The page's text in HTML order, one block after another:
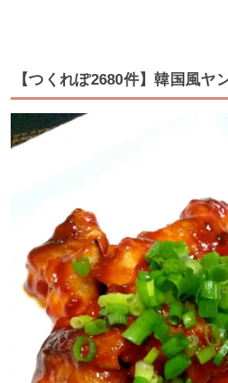
【つくれぽ2680件】韓国風ヤ